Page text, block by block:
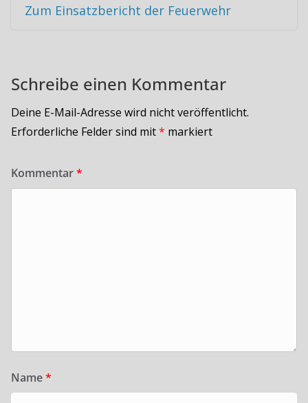
Zum Einsatzbericht der Feuerwehr
Schreibe einen Kommentar
Deine E-Mail-Adresse wird nicht veröffentlicht.
Erforderliche Felder sind mit* markiert
Kommentar*
Name*